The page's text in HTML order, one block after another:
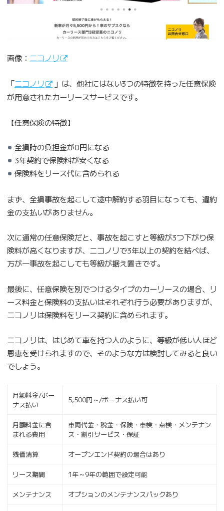
画像： ニコノリ
「ニコノリ
」は、他社にはない3つの特徴を持った任意保険
が用意されたカーリースサービスです。
【任意保険の特徴】
全損時の負担金が0円になる
3年契約で保険料が安くなる
保険料をリース代に含められる
まず、全損事故を起こして途中解約する羽目になっても、違約
金の支払いがありません。
次に通常の任意保険だと、事故を起こすと等級が3つ下がり保
険料が高くなりますが、ニコノリで3年以上の契約を結べば、
万が一事故を起こしても等級が据え置きです。
最後に、任意保険を別でつけるタイプのカーリースの場合、リ
ース料金と保険料の支払いはそれぞれ行う必要がありますが、
ニコノリは保険料をリース契約に含められます。
ニコノリは、はじめて車を持つ人のように、等級が低い人ほど
恩恵を受けられますので、そのような方は検討してみると良い
でしょう。
月額料金/ボー
ナス払い
5,500円～/ボーナス払い可
月額料金に含
まれる費用
車両代金・税金・保険・車検・点検・メンテナン
ス・割引サービス・保証
残価清算 オープンエンド契約の場合はあり
リース期間 1年～9年の範囲で設定可能
メンテナンス オプションのメンテナンスパックあり